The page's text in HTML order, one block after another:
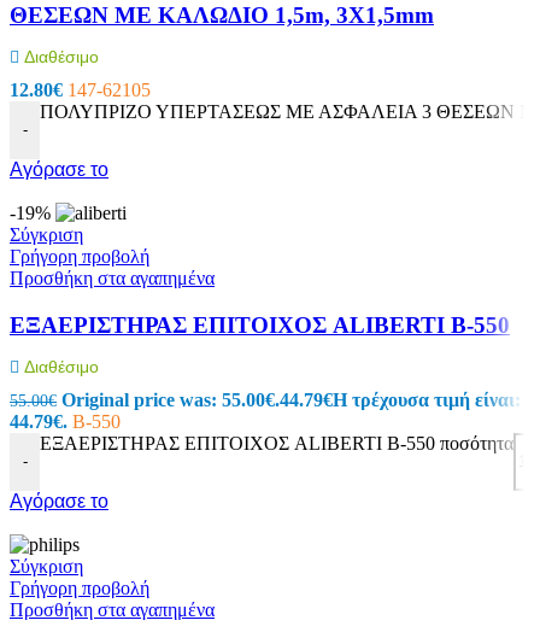
ΘΕΣΕΩΝ ΜΕ ΚΑΛΩΔΙΟ 1,5m, 3X1,5mm
Διαθέσιμο
12.80€ 147-62105
-
ΠΟΛΥΠΡΙΖΟ ΥΠΕΡΤΑΣΕΩΣ ΜΕ ΑΣΦΑΛΕΙΑ 3 ΘΕΣΕΩΝ ΜΕ
Αγόρασε το
-19%
Σύγκριση
Γρήγορη προβολή
Προσθήκη στα αγαπημένα
ΕΞΑΕΡΙΣTΗΡΑΣ ΕΠΙΤΟΙΧΟΣ ALIBERTI B-550
Διαθέσιμο
55.00€ Original price was: 55.00€.44.79€Η τρέχουσα τιμή είναι:
44.79€. B-550
-
ΕΞΑΕΡΙΣTΗΡΑΣ ΕΠΙΤΟΙΧΟΣ ALIBERTI B-550 ποσότητα
Αγόρασε το
Σύγκριση
Γρήγορη προβολή
Προσθήκη στα αγαπημένα